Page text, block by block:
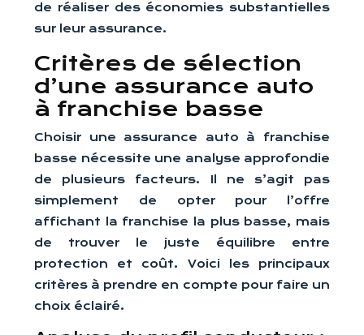
de réaliser des économies substantielles
sur leur assurance.
Critères de sélection
d’une assurance auto
à franchise basse
Choisir une assurance auto à franchise
basse nécessite une analyse approfondie
de plusieurs facteurs. Il ne s’agit pas
simplement de opter pour l’offre
affichant la franchise la plus basse, mais
de trouver le juste équilibre entre
protection et coût. Voici les principaux
critères à prendre en compte pour faire un
choix éclairé.